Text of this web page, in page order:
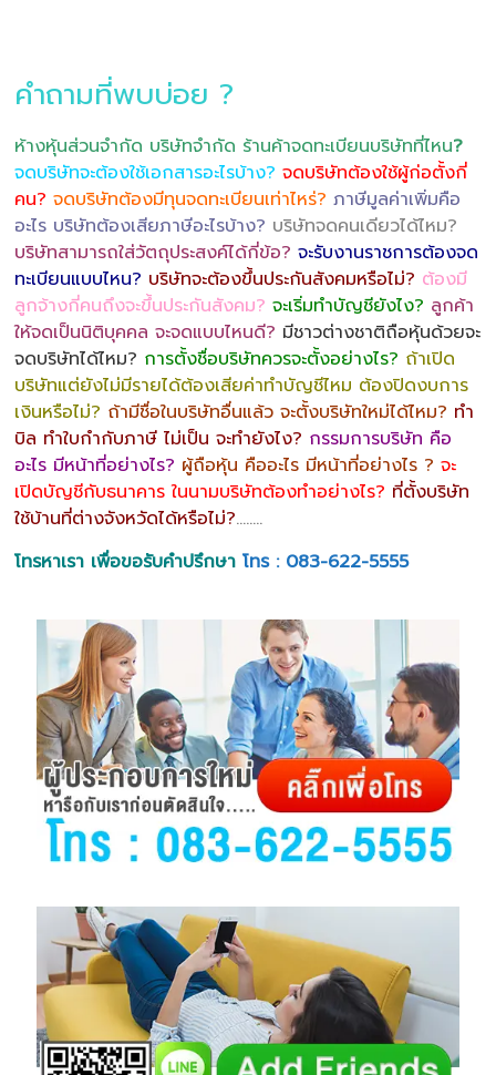
คำถามที่พบบ่อย ?
ห้างหุ้นส่วนจำกัด บริษัทจำกัด ร้านค้าจดทะเบียนบริษัทที่ไหน?
จดบริษัทจะต้องใช้เอกสารอะไรบ้าง? จดบริษัทต้องใช้ผู้ก่อตั้งกี่
คน? จดบริษัทต้องมีทุนจดทะเบียนเท่าไหร่? ภาษีมูลค่าเพิ่มคือ
อะไร บริษัทต้องเสียภาษีอะไรบ้าง? บริษัทจดคนเดียวได้ไหม?
บริษัทสามารถใส่วัตถุประสงค์ได้กี่ข้อ? จะรับงานราชการต้องจด
ทะเบียนแบบไหน? บริษัทจะต้องขึ้นประกันสังคมหรือไม่? ต้องมี
ลูกจ้างกี่คนถึงจะขึ้นประกันสังคม? จะเริ่มทำบัญชียังไง? ลูกค้า
ให้จดเป็นนิติบุคคล จะจดแบบไหนดี? มีชาวต่างชาติถือหุ้นด้วยจะ
จดบริษัทได้ไหม? การตั้งชื่อบริษัทควรจะตั้งอย่างไร? ถ้าเปิด
บริษัทแต่ยังไม่มีรายได้ต้องเสียค่าทำบัญชีไหม ต้องปิดงบการ
เงินหรือไม่? ถ้ามีชื่อในบริษัทอื่นแล้ว จะตั้งบริษัทใหม่ได้ไหม? ทำ
บิล ทำใบกำกับภาษี ไม่เป็น จะทำยังไง? กรรมการบริษัท คือ
อะไร มีหน้าที่อย่างไร? ผู้ถือหุ้น คืออะไร มีหน้าที่อย่างไร ? จะ
เปิดบัญชีกับธนาคาร ในนามบริษัทต้องทำอย่างไร? ที่ตั้งบริษัท
ใช้บ้านที่ต่างจังหวัดได้หรือไม่?……..
โทรหาเรา เพื่อขอรับคำปรึกษา โทร : 083-622-5555